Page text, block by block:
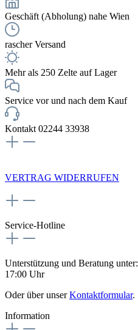
Geschäft (Abholung) nahe Wien
rascher Versand
Mehr als 250 Zelte auf Lager
Service vor und nach dem Kauf
Kontakt 02244 33938
VERTRAG WIDERRUFEN
Service-Hotline
Unterstützung und Beratung unter:
17:00 Uhr
Oder über unserKontaktformular.
Information